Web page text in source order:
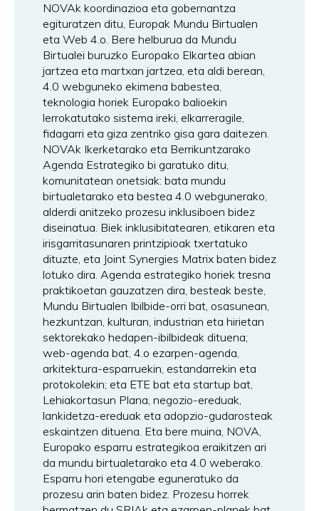
NOVAk koordinazioa eta gobernantza
egituratzen ditu, Europak Mundu Birtualen
eta Web 4.o. Bere helburua da Mundu
Birtualei buruzko Europako Elkartea abian
jartzea eta martxan jartzea, eta aldi berean,
4.0 webguneko ekimena babestea,
teknologia horiek Europako balioekin
lerrokatutako sistema ireki, elkarreragile,
fidagarri eta giza zentriko gisa gara daitezen.
NOVAk Ikerketarako eta Berrikuntzarako
Agenda Estrategiko bi garatuko ditu,
komunitatean onetsiak: bata mundu
birtualetarako eta bestea 4.0 webgunerako,
alderdi anitzeko prozesu inklusiboen bidez
diseinatua. Biek inklusibitatearen, etikaren eta
irisgarritasunaren printzipioak txertatuko
dituzte, eta Joint Synergies Matrix baten bidez
lotuko dira. Agenda estrategiko horiek tresna
praktikoetan gauzatzen dira, besteak beste,
Mundu Birtualen Ibilbide-orri bat, osasunean,
hezkuntzan, kulturan, industrian eta hirietan
sektorekako hedapen-ibilbideak dituena;
web-agenda bat, 4.o ezarpen-agenda,
arkitektura-esparruekin, estandarrekin eta
protokolekin; eta ETE bat eta startup bat,
Lehiakortasun Plana, negozio-ereduak,
lankidetza-ereduak eta adopzio-gudarosteak
eskaintzen dituena. Eta bere muina, NOVA,
Europako esparru estrategikoa eraikitzen ari
da mundu birtualetarako eta 4.0 weberako.
Esparru hori etengabe eguneratuko da
prozesu arin baten bidez. Prozesu horrek